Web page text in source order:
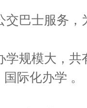
交巴士服务，
学规模大，共
国际化办学 。